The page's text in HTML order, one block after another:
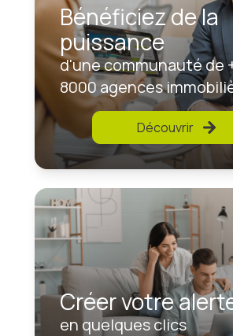
Bénéficiez de la
puissance
d'une communauté de
8000 agences
Découvrir
Créer votre
en quelques clics